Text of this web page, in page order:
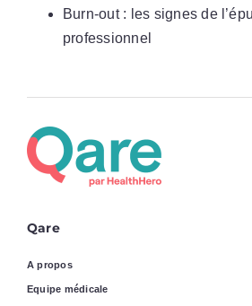
Burn-out : les signes de
professionnel
Qare
A propos
Equipe médicale